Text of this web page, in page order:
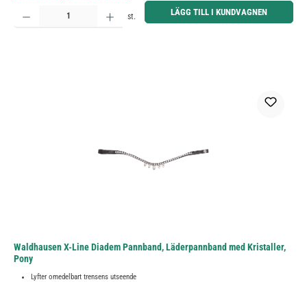
Produktkvantitet: Ange önskat belopp eller använd knapparna för att öka eller minska kvantiteten.
st. LÄGG TILL I KUNDVAGNEN
Waldhausen X-Line Diadem Pannband, Läderpannband med Kristaller,
Pony
Lyfter omedelbart trensens utseende